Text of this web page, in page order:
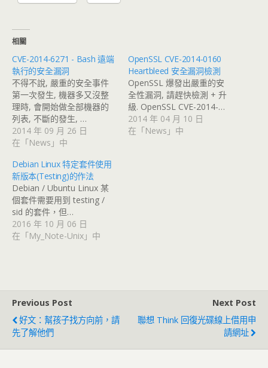
相關
CVE-2014-6271 - Bash 遠端
執行的安全漏洞
不得不說, 嚴重的安全事件
第一次發生, 機器多又沒整
理時, 會開始做全部機器的
列表, 不斷的發生, …
2014 年 09 月 26 日
在「News」中
OpenSSL CVE-2014-0160
Heartbleed 安全漏洞檢測
OpenSSL 爆發出嚴重的安
全性漏洞, 請趕快檢測 + 升
級. OpenSSL CVE-2014-…
2014 年 04 月 10 日
在「News」中
Debian Linux 特定套件使用
新版本(Testing)的作法
Debian / Ubuntu Linux 某
個套件需要用到 testing /
sid 的套件，但…
2016 年 10 月 06 日
在「My_Note-Unix」中
Previous Post
好文：幫孩子找方向前，請
先了解他們
Next Post
聯想 Think 回復光碟線上借用申
請網址